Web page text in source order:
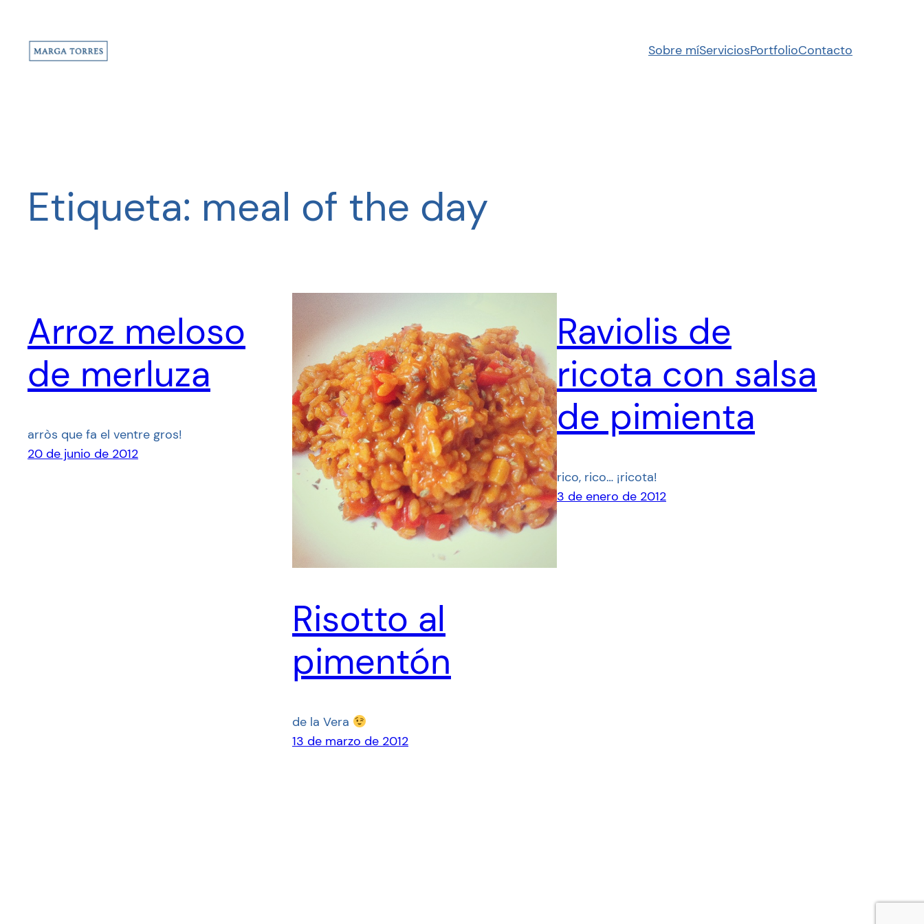
contenido
Sobre míServiciosPortfolioContacto
Etiqueta: meal of the day
Arroz meloso
de merluza
arròs que fa el ventre gros!
20 de junio de 2012
Risotto al
pimentón
de la Vera
13 de marzo de 2012
Raviolis de
ricota con salsa
de pimienta
rico, rico… ¡ricota!
3 de enero de 2012